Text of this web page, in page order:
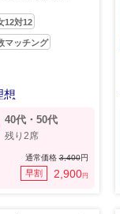
12対12
マッチング
想
40代・50代
残り2席
通常価格3,400円
早割 2,900円